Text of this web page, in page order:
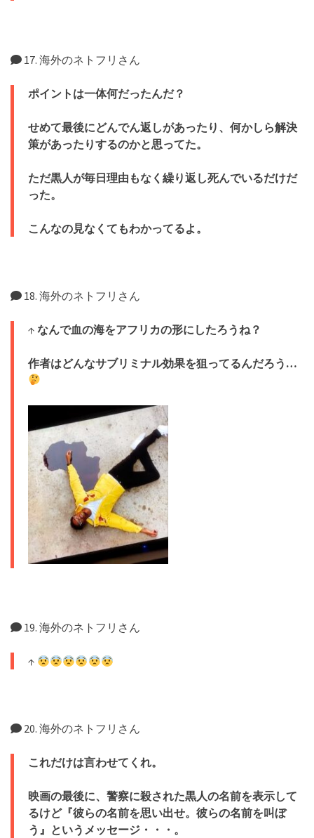
17. 海外のネトフリさん
ポイントは一体何だったんだ？
せめて最後にどんでん返しがあったり、何かしら解決
策があったりするのかと思ってた。
ただ黒人が毎日理由もなく繰り返し死んでいるだけだ
った。
こんなの見なくてもわかってるよ。
18. 海外のネトフリさん
↑ なんで血の海をアフリカの形にしたろうね？
作者はどんなサブリミナル効果を狙ってるんだろう…
19. 海外のネトフリさん
↑
20. 海外のネトフリさん
これだけは言わせてくれ。
映画の最後に、警察に殺された黒人の名前を表示して
るけど『彼らの名前を思い出せ。彼らの名前を叫ぼ
う』というメッセージ・・・。